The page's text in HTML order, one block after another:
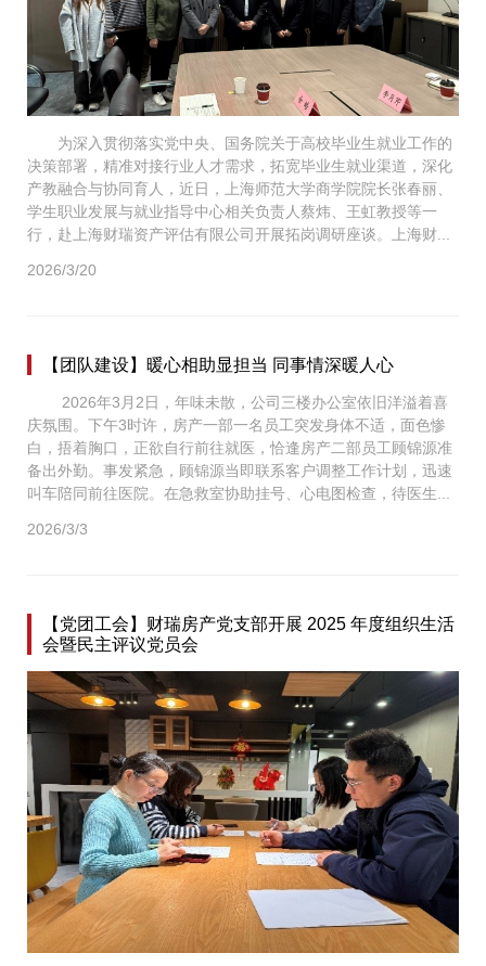
为深入贯彻落实党中央、国务院关于高校毕业生就业工作的
决策部署，精准对接行业人才需求，拓宽毕业生就业渠道，深化
产教融合与协同育人，近日，上海师范大学商学院院长张春丽、
学生职业发展与就业指导中心相关负责人蔡炜、王虹教授等一
行，赴上海财瑞资产评估有限公司开展拓岗调研座谈。上海财...
2026/3/20
【团队建设】暖心相助显担当 同事情深暖人心
2026年3月2日，年味未散，公司三楼办公室依旧洋溢着喜
庆氛围。下午3时许，房产一部一名员工突发身体不适，面色惨
白，捂着胸口，正欲自行前往就医，恰逢房产二部员工顾锦源准
备出外勤。事发紧急，顾锦源当即联系客户调整工作计划，迅速
叫车陪同前往医院。在急救室协助挂号、心电图检查，待医生...
2026/3/3
【党团工会】财瑞房产党支部开展 2025 年度组织生活
会暨民主评议党员会